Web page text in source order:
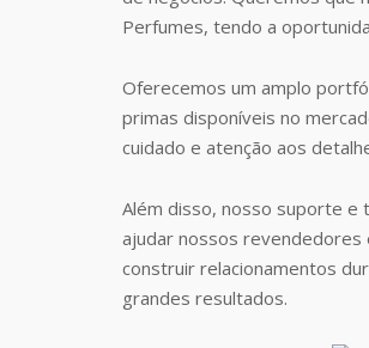
Perfumes, tendo a
Oferecemos um amplo
primas disponíveis no
cuidado e atenção aos
Além disso, nosso suporte e
ajudar nossos revendedores
construir relacionamentos
grandes resultados.